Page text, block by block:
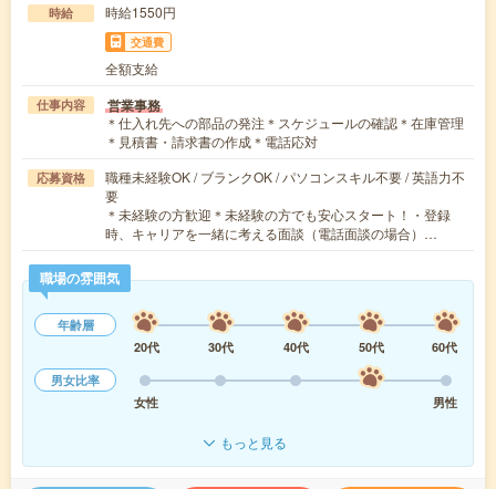
時給 時給1550円
交通費
全額支給
仕事内容 営業事務
＊仕入れ先への部品の発注＊スケジュールの確認＊在庫管理
＊見積書・請求書の作成＊電話応対
応募資格
職種未経験OK / ブランクOK / パソコンスキル不要 / 英語力不
要
＊未経験の方歓迎＊未経験の方でも安心スタート！・登録
時、キャリアを一緒に考える面談（電話面談の場合）…
職場の雰囲気
年齢層
20代
30代 40代 50代
60代
男女比率
女性
男性
もっと見る